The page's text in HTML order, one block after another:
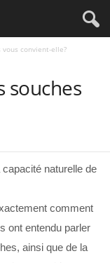
convient-elle?
souches
naturelle de
comment
ont entendu parler
ainsi que de la